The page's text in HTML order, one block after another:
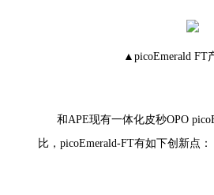
▲picoEmerald FT
和APE现有一体化皮秒OPO
比，picoEmerald-FT有如下创新点：